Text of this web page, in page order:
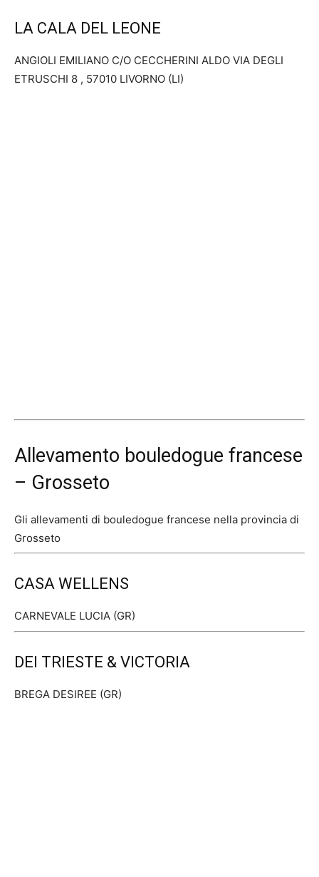
LA CALA DEL LEONE
ANGIOLI EMILIANO C/O CECCHERINI ALDO VIA DEGLI
ETRUSCHI 8 , 57010 LIVORNO (LI)
Allevamento bouledogue francese
– Grosseto
Gli allevamenti di bouledogue francese nella provincia di
Grosseto
CASA WELLENS
CARNEVALE LUCIA (GR)
DEI TRIESTE & VICTORIA
BREGA DESIREE (GR)